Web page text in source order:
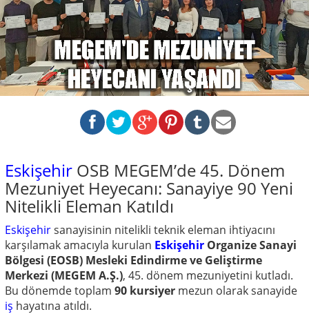
Eskişehir OSB MEGEM’de 45. Dönem
Mezuniyet Heyecanı: Sanayiye 90 Yeni
Nitelikli Eleman Katıldı
Eskişehirsanayisinin nitelikli teknik eleman ihtiyacını
karşılamak amacıyla kurulan Eskişehir Organize Sanayi
Bölgesi (EOSB) Mesleki Edindirme ve Geliştirme
Merkezi (MEGEM A.Ş.), 45. dönem mezuniyetini kutladı.
Bu dönemde toplam 90 kursiyer mezun olarak sanayide
iş hayatına atıldı.